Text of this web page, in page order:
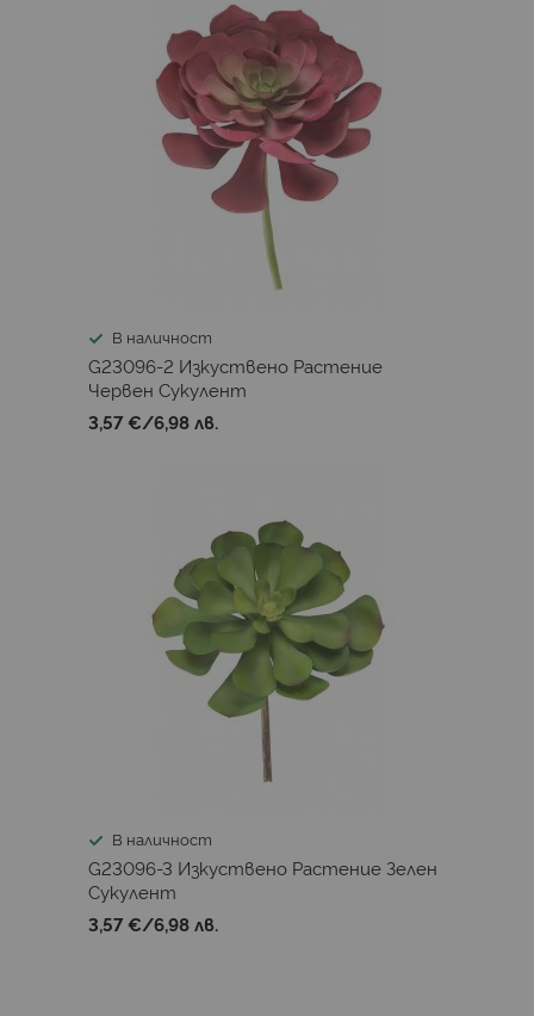
В наличност
G23096-2 Изкуствено Растениe
Червен Сукулент
3,57 €/6,98 лв.
В наличност
G23096-3 Изкуствено Растениe Зелен
Сукулент
3,57 €/6,98 лв.